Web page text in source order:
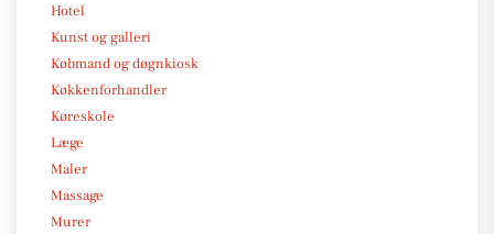
Hotel
Kunst og galleri
Købmand og døgnkiosk
Køkkenforhandler
Køreskole
Læge
Maler
Massage
Murer